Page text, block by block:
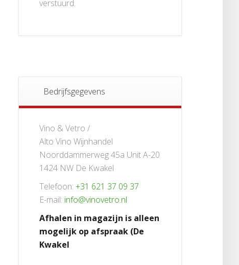
verstuurd.
Bedrijfsgegevens
Vino & Vetro /
Alto Vino Wijnhandel
Noorddammerweg 45a Unit A-20
1424 NW De Kwakel
Telefoon: +31 621 37 09 37
E-mail: info@vinovetro.nl
Afhalen in magazijn is alleen
mogelijk op afspraak (De
Kwakel